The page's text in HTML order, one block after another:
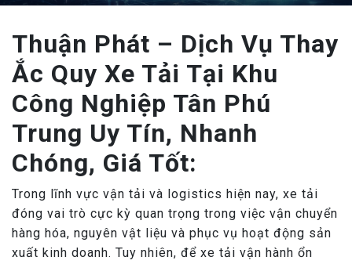
Thuận Phát – Dịch Vụ Thay
Ắc Quy Xe Tải Tại Khu
Công Nghiệp Tân Phú
Trung Uy Tín, Nhanh
Chóng, Giá Tốt:
Trong lĩnh vực vận tải và logistics hiện nay, xe tải
đóng vai trò cực kỳ quan trọng trong việc vận chuyển
hàng hóa, nguyên vật liệu và phục vụ hoạt động sản
xuất kinh doanh. Tuy nhiên, để xe tải vận hành ổn